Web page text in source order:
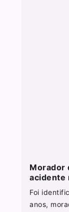
Morador
acidente
Foi
anos,